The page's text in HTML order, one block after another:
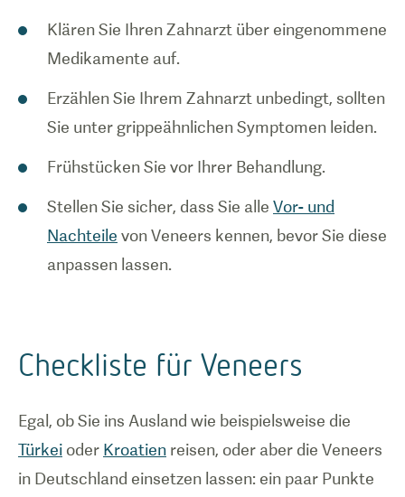
Klären Sie Ihren Zahnarzt über eingenommene
Medikamente auf.
Erzählen Sie Ihrem Zahnarzt unbedingt, sollten
Sie unter grippeähnlichen Symptomen leiden.
Frühstücken Sie vor Ihrer Behandlung.
Stellen Sie sicher, dass Sie alle Vor- und
Nachteile von Veneers kennen, bevor Sie diese
Checkliste für Veneers
Egal, ob Sie ins Ausland wie beispielsweise die
Türkei oder Kroatien reisen, oder aber die Veneers
in Deutschland einsetzen lassen: ein paar Punkte